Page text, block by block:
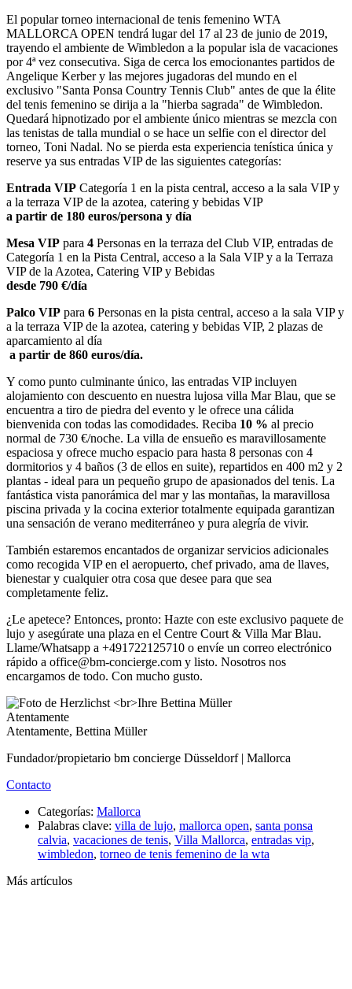
El popular torneo internacional de tenis femenino WTA
MALLORCA OPEN tendrá lugar del 17 al 23 de junio de 2019,
trayendo el ambiente de Wimbledon a la popular isla de vacaciones
por 4ª vez consecutiva. Siga de cerca los emocionantes partidos de
Angelique Kerber y las mejores jugadoras del mundo en el
exclusivo "Santa Ponsa Country Tennis Club" antes de que la élite
del tenis femenino se dirija a la "hierba sagrada" de Wimbledon.
Quedará hipnotizado por el ambiente único mientras se mezcla con
las tenistas de talla mundial o se hace un selfie con el director del
torneo, Toni Nadal. No se pierda esta experiencia tenística única y
reserve ya sus entradas VIP de las siguientes categorías:
Entrada VIP Categoría 1 en la pista central, acceso a la sala VIP y
a la terraza VIP de la azotea, catering y bebidas VIP
a partir de 180 euros/persona y día
Mesa VIP para 4 Personas en la terraza del Club VIP, entradas de
Categoría 1 en la Pista Central, acceso a la Sala VIP y a la Terraza
VIP de la Azotea, Catering VIP y Bebidas
desde 790 €/día
Palco VIP para 6 Personas en la pista central, acceso a la sala VIP y
a la terraza VIP de la azotea, catering y bebidas VIP, 2 plazas de
aparcamiento al día
a partir de 860 euros/día.
Y como punto culminante único, las entradas VIP incluyen
alojamiento con descuento en nuestra lujosa villa Mar Blau, que se
encuentra a tiro de piedra del evento y le ofrece una cálida
bienvenida con todas las comodidades. Reciba 10 % al precio
normal de 730 €/noche. La villa de ensueño es maravillosamente
espaciosa y ofrece mucho espacio para hasta 8 personas con 4
dormitorios y 4 baños (3 de ellos en suite), repartidos en 400 m2 y 2
plantas - ideal para un pequeño grupo de apasionados del tenis. La
fantástica vista panorámica del mar y las montañas, la maravillosa
piscina privada y la cocina exterior totalmente equipada garantizan
una sensación de verano mediterráneo y pura alegría de vivir.
También estaremos encantados de organizar servicios adicionales
como recogida VIP en el aeropuerto, chef privado, ama de llaves,
bienestar y cualquier otra cosa que desee para que sea
completamente feliz.
¿Le apetece? Entonces, pronto: Hazte con este exclusivo paquete de
lujo y asegúrate una plaza en el Centre Court & Villa Mar Blau.
Llame/Whatsapp a +491722125710 o envíe un correo electrónico
rápido a office@bm-concierge.com y listo. Nosotros nos
encargamos de todo. Con mucho gusto.
Atentamente
Atentamente, Bettina Müller
Fundador/propietario bm concierge Düsseldorf | Mallorca
Contacto
Categorías: Mallorca
Palabras clave: villa de lujo, mallorca open, santa ponsa
calvia, vacaciones de tenis, Villa Mallorca, entradas vip,
wimbledon, torneo de tenis femenino de la wta
Más artículos